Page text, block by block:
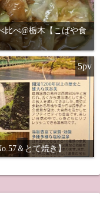
べ@栃木【こばや食
＆とて焼き】
5pv